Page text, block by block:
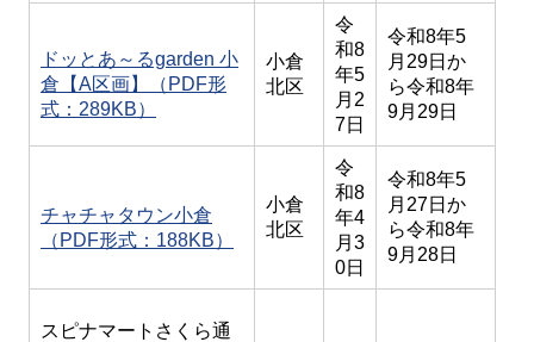
ドッとあ～るgarden 小
倉【A区画】（PDF形
式：289KB）
小倉
北区
令
和8
年5
月2
7日
令和8年5
月29日か
ら令和8年
9月29日
チャチャタウン小倉
（PDF形式：188KB）
小倉
北区
令
和8
年4
月3
0日
令和8年5
月27日か
ら令和8年
9月28日
スピナマートさくら通